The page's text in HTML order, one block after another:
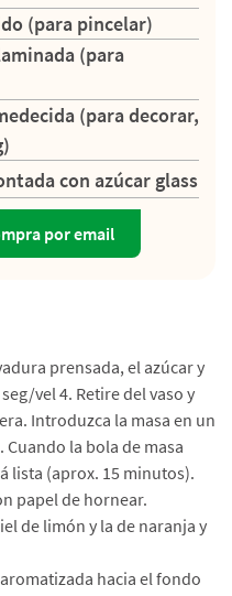
(para pincelar)
(para
(para decorar,
con azúcar glass
por email
prensada, el azúcar y
vel 4. Retire del vaso y
Introduzca la masa en un
la bola de masa
lista (aprox. 15 minutos).
papel de hornear.
de limón y la de naranja y
hacia el fondo